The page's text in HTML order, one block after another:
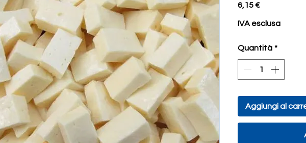
6,15 €Prezzo
IVA esclusa
Quantità *
Aggiungi al